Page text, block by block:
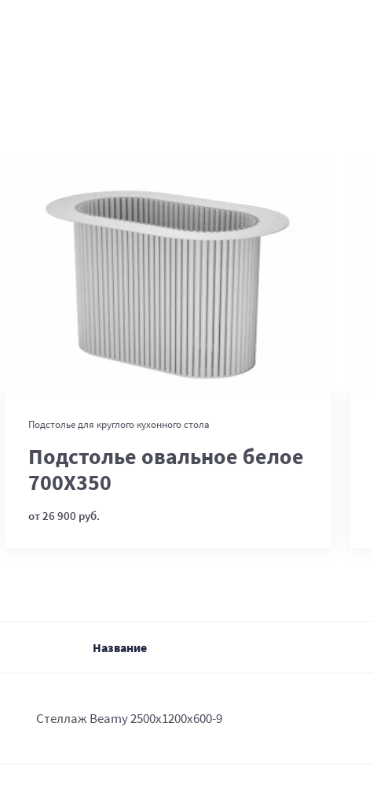
В корзину
Подстолье для круглого кухонного стола
Подстолье овальное белое
700Х350
от 26 900 руб.
Название
Стеллаж Beamy 2500x1200x600-9